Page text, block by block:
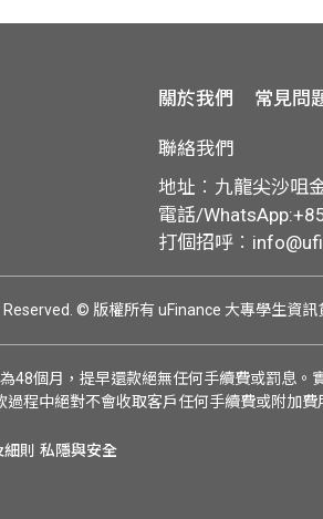
關於我們 常見問
聯絡我們
地址︰九龍尖沙咀
電話/
打個招呼︰
© 版權所有 uFinance 大專學生資訊
個月，提早還款絕無任何手續費或罰息。
程中絕對不會收取客戶任何手續費或附加費
細則 私隱與安全